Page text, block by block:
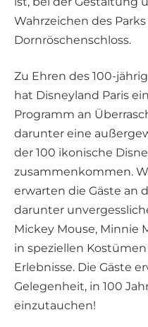
Wahrzeichen des
Dornröschenschloss.
Zu Ehren des 100-
hat Disneyland Paris
Programm an
darunter eine
der 100 ikonische
zusammenkommen.
erwarten die Gäste an
darunter
Mickey Mouse, Minnie
in speziellen
Erlebnisse. Die Gäste
Gelegenheit, in 100
einzutauchen!